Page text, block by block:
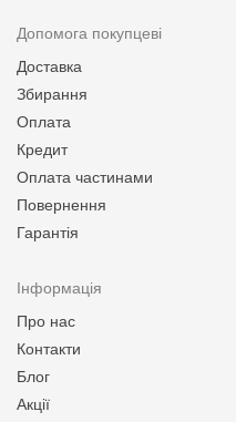
Допомога покупцеві
Доставка
Збирання
Оплата
Кредит
Оплата частинами
Повернення
Гарантія
Інформація
Про нас
Контакти
Блог
Акції